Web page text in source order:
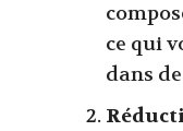
ce qui
dans